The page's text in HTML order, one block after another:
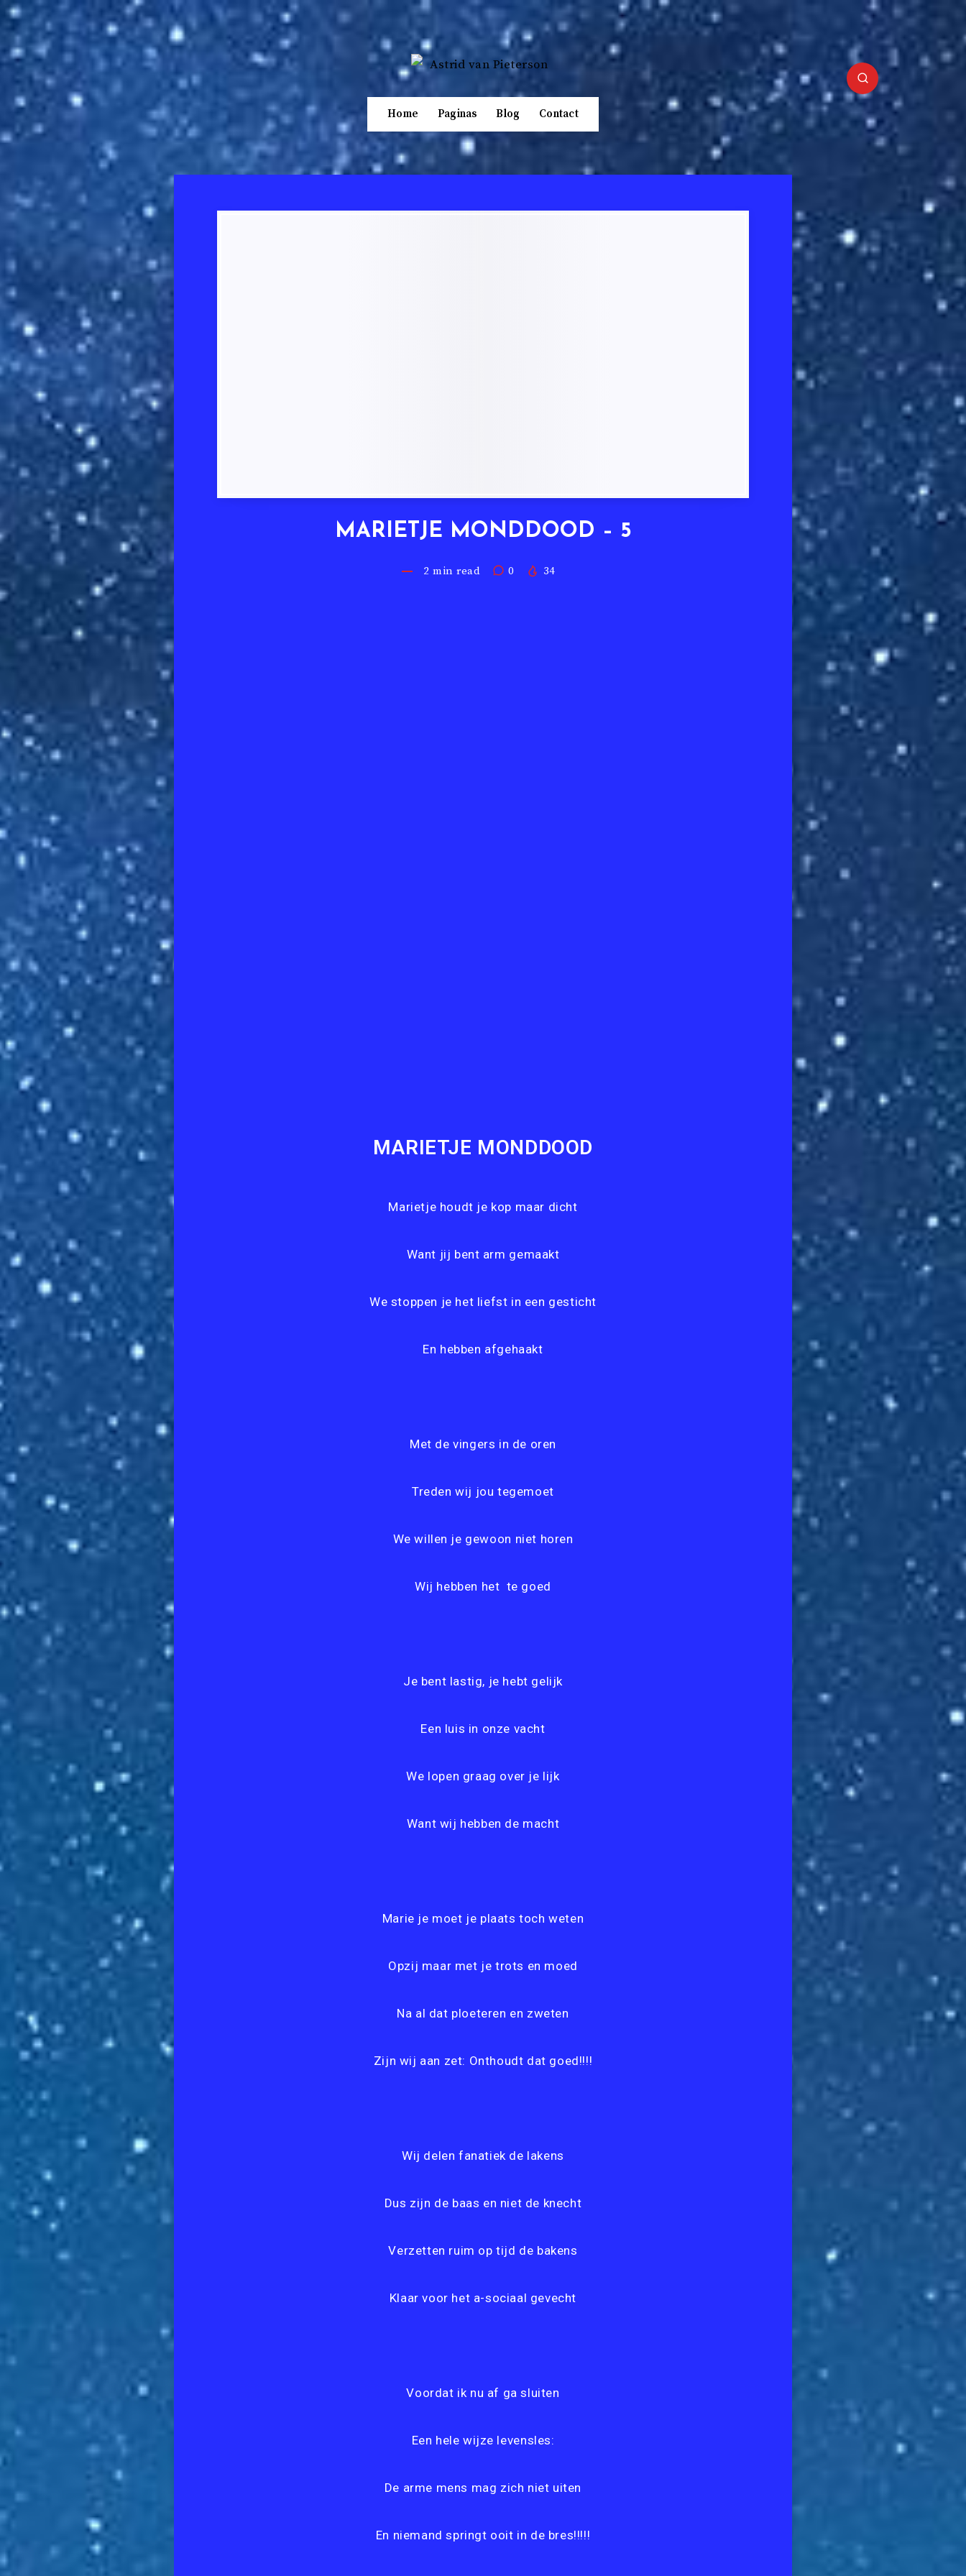
Home Paginas Blog Contact
MARIETJE MONDDOOD – 5
2 min read 0 34
MARIETJE MONDDOOD
Marietje houdt je kop maar dicht
Want jij bent arm gemaakt
We stoppen je het liefst in een gesticht
En hebben afgehaakt
Met de vingers in de oren
Treden wij jou tegemoet
We willen je gewoon niet horen
Wij hebben het te goed
Je bent lastig, je hebt gelijk
Een luis in onze vacht
We lopen graag over je lijk
Want wij hebben de macht
Marie je moet je plaats toch weten
Opzij maar met je trots en moed
Na al dat ploeteren en zweten
Zijn wij aan zet: Onthoudt dat goed!!!!
Wij delen fanatiek de lakens
Dus zijn de baas en niet de knecht
Verzetten ruim op tijd de bakens
Klaar voor het a-sociaal gevecht
Voordat ik nu af ga sluiten
Een hele wijze levensles:
De arme mens mag zich niet uiten
En niemand springt ooit in de bres!!!!!